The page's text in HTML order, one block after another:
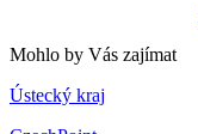
Mohlo by Vás zajímat
Ústecký kraj